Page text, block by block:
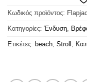
Κωδικός προϊόντος:
Κατηγορίες: Ένδυση,
Ετικέτες: beach, Stroll ,